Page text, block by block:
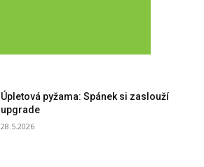
Úpletová pyžama: Spánek si zaslouží
upgrade
28.5.2026